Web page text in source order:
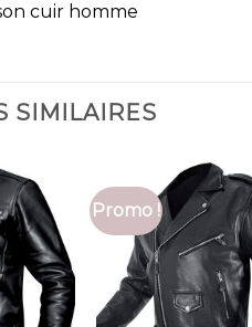
cuir homme
SIMILAIRES
Promo !